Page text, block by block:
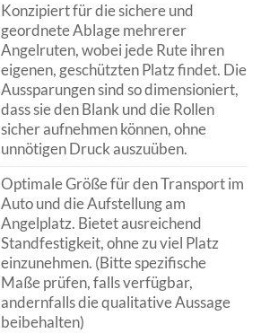
Konzipiert für die sichere und
geordnete Ablage mehrerer
Angelruten, wobei jede Rute ihren
eigenen, geschützten Platz findet. Die
Aussparungen sind so dimensioniert,
dass sie den Blank und die Rollen
sicher aufnehmen können, ohne
unnötigen Druck auszuüben.
Optimale Größe für den Transport im
Auto und die Aufstellung am
Angelplatz. Bietet ausreichend
Standfestigkeit, ohne zu viel Platz
einzunehmen. (Bitte spezifische
Maße prüfen, falls verfügbar,
andernfalls die qualitative Aussage
beibehalten)